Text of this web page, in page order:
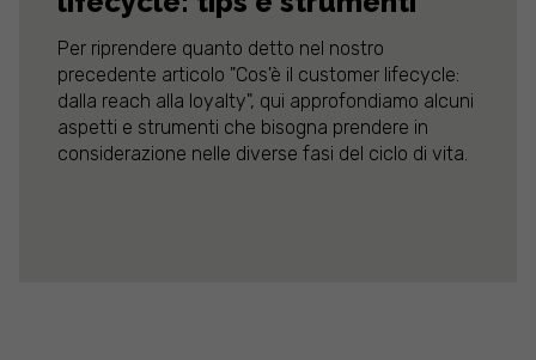
Per riprendere quanto detto nel nostro
precedente articolo "Cos'è il customer lifecycle:
dalla reach alla loyalty", qui approfondiamo alcuni
aspetti e strumenti che bisogna prendere in
considerazione nelle diverse fasi del ciclo di vita.